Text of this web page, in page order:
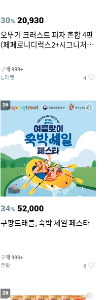
30% 20,930
오뚜기 크러스트 피자 혼합 4판
(페페로니디럭스2+시그니처익
구매 999+
G마켓 4
26
34% 52,000
쿠팡트래블, 숙박 세일 페스타
구매 999+
쿠팡 8
28